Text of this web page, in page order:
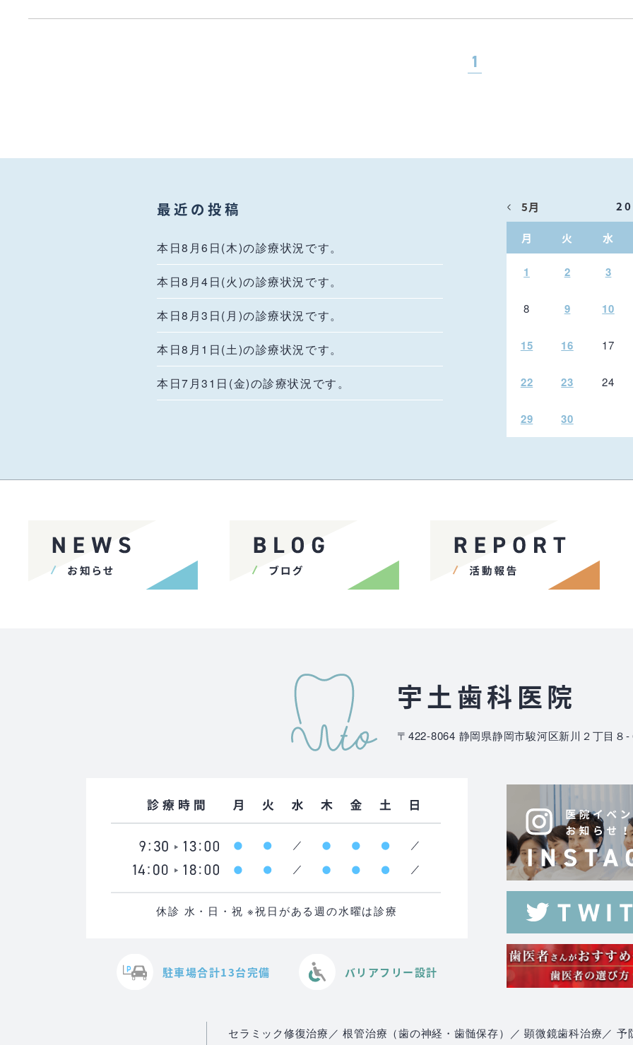
1
最近の投稿
本日8月6日(木)の診療状況です。
本日8月4日(火)の診療状況です。
本日8月3日(月)の診療状況です。
本日8月1日(土)の診療状況です。
本日7月31日(金)の診療状況です。
月 火 水
5月
1 2 3
8 9 10
15 16 17
22 23 24
29 30
宇土歯科医院
〒422-8064 静岡県静岡市駿河区新川２丁目８-
休診 水・日・祝 ※祝日がある週の水曜は診療
駐車場合計13台完備 バリアフリー設計
セラミック修復治療／ 根管治療（歯の神経・歯髄保存） ／ 顕微鏡歯科治療／ 予